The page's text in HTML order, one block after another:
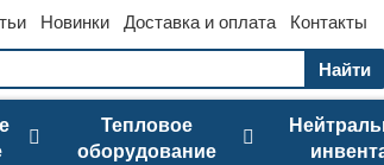
Новинки Доставка и оплата Контакты
Найти
Тепловое
оборудование